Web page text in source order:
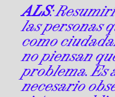
ALS:
las personas
como
no piensan
problema. Es
necesario